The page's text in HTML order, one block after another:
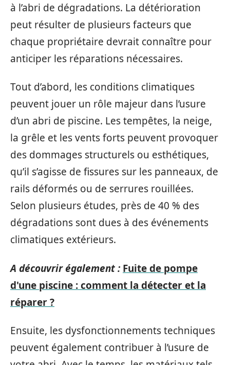
à l’abri de dégradations. La détérioration
peut résulter de plusieurs facteurs que
chaque propriétaire devrait connaître pour
anticiper les réparations nécessaires.
Tout d’abord, les conditions climatiques
peuvent jouer un rôle majeur dans l’usure
d’un abri de piscine. Les tempêtes, la neige,
la grêle et les vents forts peuvent provoquer
des dommages structurels ou esthétiques,
qu’il s’agisse de fissures sur les panneaux, de
rails déformés ou de serrures rouillées.
Selon plusieurs études, près de 40 % des
dégradations sont dues à des événements
climatiques extérieurs.
A découvrir également : Fuite de pompe
d'une piscine : comment la détecter et la
réparer ?
Ensuite, les dysfonctionnements techniques
peuvent également contribuer à l’usure de